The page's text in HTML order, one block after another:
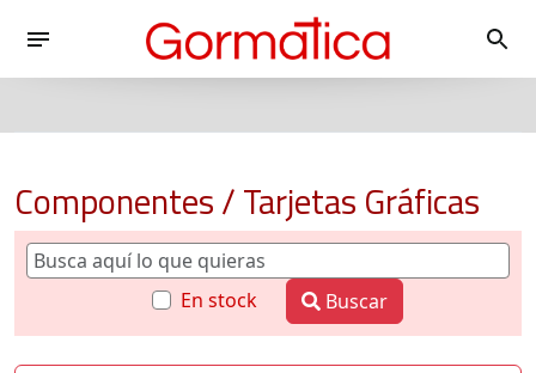
Componentes / Tarjetas Gráficas
En stock Buscar